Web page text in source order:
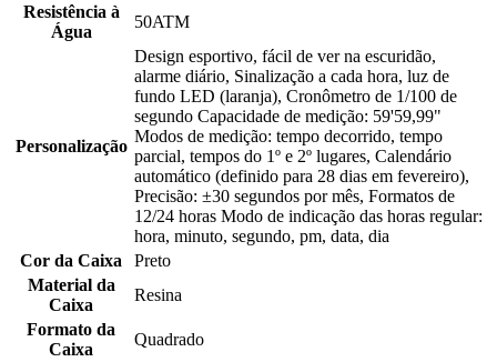
Resistência à
Água
50ATM
Personalização
Design esportivo, fácil de ver na escuridão,
alarme diário, Sinalização a cada hora, luz de
fundo LED (laranja), Cronômetro de 1/100 de
segundo Capacidade de medição: 59'59,99"
Modos de medição: tempo decorrido, tempo
parcial, tempos do 1º e 2º lugares, Calendário
automático (definido para 28 dias em fevereiro),
Precisão: ±30 segundos por mês, Formatos de
12/24 horas Modo de indicação das horas regular:
hora, minuto, segundo, pm, data, dia
Cor da Caixa
Preto
Material da
Caixa
Resina
Formato da
Caixa
Quadrado